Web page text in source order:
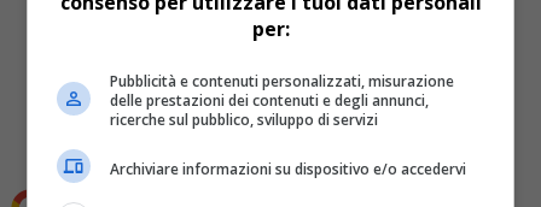
Share
Tweet
per:
Pubblicità e contenuti personalizzati, misurazione
delle prestazioni dei contenuti e degli annunci,
ricerche sul pubblico, sviluppo di servizi
Archiviare informazioni su dispositivo e/o accedervi